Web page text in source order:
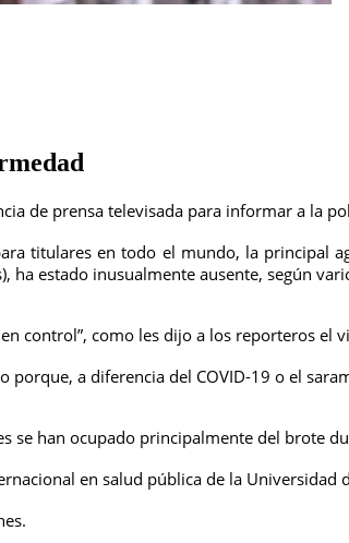
de prensa televisada para informar a la
titulares en todo el mundo, la principal
ha estado inusualmente ausente, según
control”, como les dijo a los reporteros el
a diferencia del COVID-19 o el
se han ocupado principalmente del brote
en salud pública de la Universidad